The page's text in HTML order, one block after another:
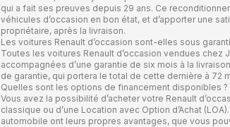
qui a fait ses preuves depuis 29 ans. Ce
véhicules d’occasion en bon état, et d’apporter une
propriétaire, après la livraison.
Les voitures Renault d’occasion sont-elles sous
Toutes les voitures Renault d’occasion vendues chez
accompagnées d’une garantie de six mois à la
de garantie, qui portera le total de cette dernière à 72
Quelles sont les options de financement disponibles ?
Vous avez la possibilité d’acheter votre Renault
classique ou d’une Location avec Option d’Achat
automobile ont leurs propres avantages, que vous